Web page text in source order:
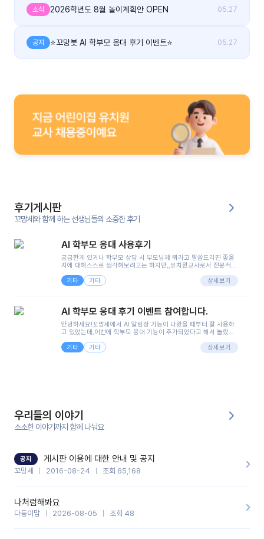
소식 2026학년도 8월 놀이계획안 OPEN 05.27
공지 ⭐꼬망봇 AI 학부모 응대 후기 이벤트⭐ 05.27
후기게시판
꼬망세와 함께 하는 선생님들의 소중한 후기
AI 학부모 응대 사용후기
궁금한게 있거나 학부모 상담 시 부모님께 뭐라고 말씀드리면 좋을
지에 대해스스로 생각해보려고는 하지만,,유치원교사로서 전문적인
려니 어려울때가...^^(저만 그런거 아니죠 ㅜㅜ)꼬망봇의 장점은 지
피티나 제미나이는 몇세이고 여자인지 남자인지 등그래도 좀 기본
정보를 제공하면서 물어봐야할 때가 있어그때마다 정보를 입력하는
으셔서 고민이 됐는데ai 학부모 응대를 써볼 수 있어서 좋았어요!앞
면..)그리고 제가 신입 때 이게 있었더라면 ㅜㅜㅜㅜ?응대 팁이 정말
좋은거 같아요지금은 그래도 아이들이 잘 이해 되지만초임 때는 정
말 어려워서 항상다른 선생님들께 도움을 요청했었거든요..ㅠ*일지
쓸 때도 좀 도움이 되는 거 같아요!
기타 기타 상세보기
AI 학부모 응대 후기 이벤트 참여합니다.
안녕하세요!꼬망세에서 AI 알림장 기능이 나왔을 때부터 잘 사용하
고 있었는데,이번에 학부모 응대 기능이 추가되었다고 해서 놀랐습
님 응대에 더 많은 부담을 느끼고 있습니다 ㅠㅠ이번에 제가 원에서
겪은 일과 학부모님께 전달드렸던 내용을 함께 보시고,저와 비슷한
을 많이 하는데,꼬망봇 덕분에 고민하는 시간을 줄이고 학부모님을
안심시킬 수 있었습니다.이 부분은 꼬망봇이 추가로 알려준 응대 tip
입니다.학부모님께 전화를 드리기 전에, 내용을 숙지하여 좀 더 전문
성 있는 교사가 되어 대화를 나눌 수 있었습니다.꼬망세 AI학부모 응
기능을 개발해 주셔서 감사합니다.
기타 기타 상세보기
우리들의 이야기
소소한 이야기까지 함께 나눠요
공지 게시판 이용에 대한 안내 및 공지
꼬망세 2016-08-24 조회 65,168
나처럼해봐요
다둥이맘 2026-08-05 조회 48